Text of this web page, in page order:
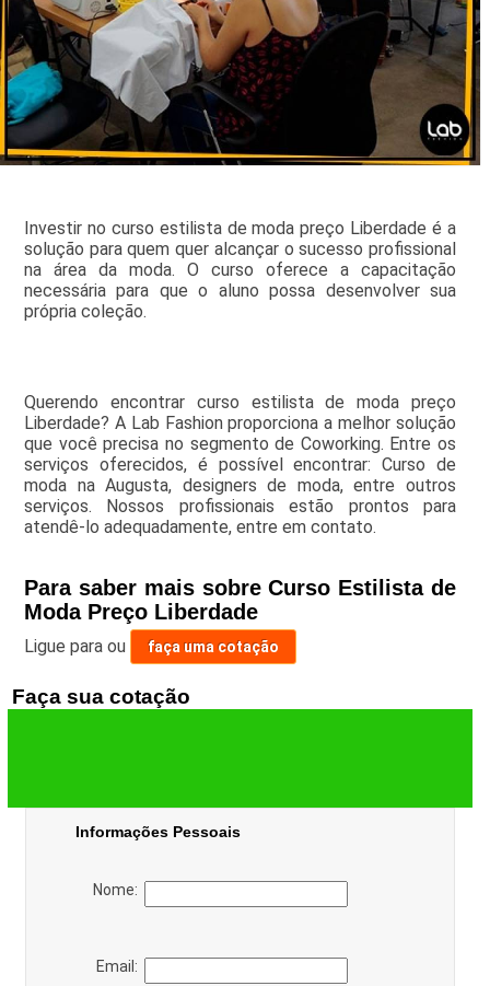
Investir no curso estilista de moda preço Liberdade é a
solução para quem quer alcançar o sucesso profissional
na área da moda. O curso oferece a capacitação
necessária para que o aluno possa desenvolver sua
própria coleção.
Querendo encontrar curso estilista de moda preço
Liberdade? A Lab Fashion proporciona a melhor solução
que você precisa no segmento de Coworking. Entre os
serviços oferecidos, é possível encontrar: Curso de
moda na Augusta, designers de moda, entre outros
serviços. Nossos profissionais estão prontos para
atendê-lo adequadamente, entre em contato.
Para saber mais sobre Curso Estilista de
Moda Preço Liberdade
Ligue para ou faça uma cotação
Faça sua cotação
Informações Pessoais
Nome:
Email: